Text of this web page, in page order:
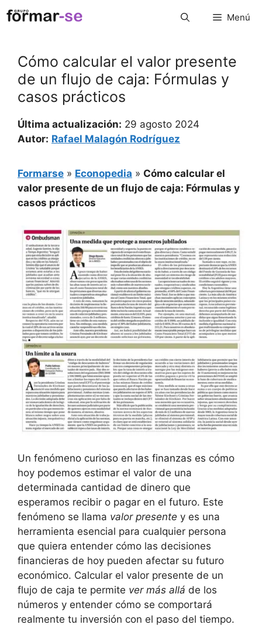
Saltar
al
Menú
Cómo calcular el valor presente
de un flujo de caja: Fórmulas y
casos prácticos
Última actualización: 29 agosto 2024
Autor: Rafael Malagón Rodríguez
Formarse » Econopedia » Cómo calcular el
valor presente de un flujo de caja: Fórmulas y
casos prácticos
Un‌ fenómeno curioso en⁣ las finanzas ‍es cómo
hoy podemos estimar el ⁣valor‍ de⁢ una
determinada cantidad de dinero que
esperamos recibir ⁤o⁣ pagar ‌en el futuro. Este
⁤fenómeno se llama⁢ valor ⁢presente ⁢y es ‍una
‍herramienta esencial para cualquier persona
que‍ quiera entender cómo las decisiones
financieras de hoy pueden‍ afectar su futuro
económico. ​Calcular‌ el⁣ valor presente⁢ de un
flujo de caja ⁢te permite ver más ⁣allá de⁢ los
números y entender cómo se comportará⁢
realmente⁢ tu inversión con el ⁢paso del tiempo.